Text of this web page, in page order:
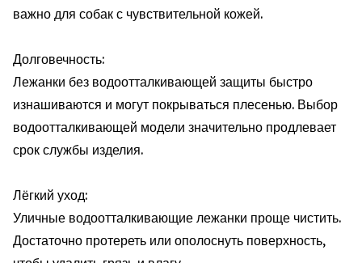
важно для собак с чувствительной кожей.
Долговечность:
Лежанки без водоотталкивающей защиты быстро
изнашиваются и могут покрываться плесенью. Выбор
водоотталкивающей модели значительно продлевает
срок службы изделия.
Лёгкий уход:
Уличные водоотталкивающие лежанки проще чистить.
Достаточно протереть или ополоснуть поверхность,